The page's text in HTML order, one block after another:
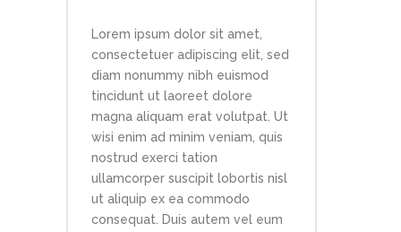
Lorem ipsum dolor sit amet,
consectetuer adipiscing elit, sed
diam nonummy nibh euismod
tincidunt ut laoreet dolore
magna aliquam erat volutpat. Ut
wisi enim ad minim veniam, quis
nostrud exerci tation
ullamcorper suscipit lobortis nisl
ut aliquip ex ea commodo
consequat. Duis autem vel eum